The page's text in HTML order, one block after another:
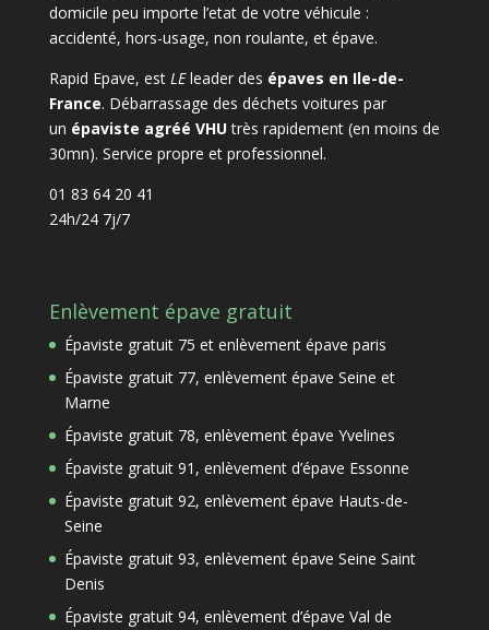
domicile peu importe l’etat de votre véhicule :
accidenté, hors-usage, non roulante, et épave.
Rapid Epave, est LEleader des épaves en Ile-de-
France. Débarrassage des déchets voitures par
un épaviste agréé VHUtrès rapidement (en moins de
30mn). Service propre et professionnel.
01 83 64 20 41
24h/24 7j/7
Enlèvement épave gratuit
Épaviste gratuit 75 et enlèvement épave paris
Épaviste gratuit 77, enlèvement épave Seine et
Marne
Épaviste gratuit 78, enlèvement épave Yvelines
Épaviste gratuit 91, enlèvement d’épave Essonne
Épaviste gratuit 92, enlèvement épave Hauts-de-
Seine
Épaviste gratuit 93, enlèvement épave Seine Saint
Denis
Épaviste gratuit 94, enlèvement d’épave Val de